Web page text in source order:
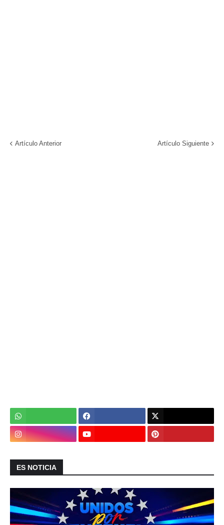
Artículo Anterior Artículo Siguiente
ES NOTICIA